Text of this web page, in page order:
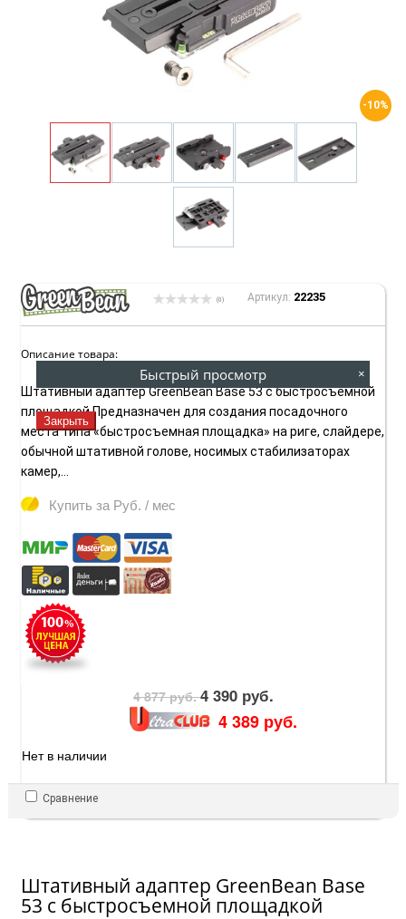
-10%
(0) Артикул: 22235
Описание товара:
Штативный адаптер GreenBean Base 53 с быстросъемной
площадкой Предназначен для создания посадочного
места типа «быстросъемная площадка» на риге, слайдере,
обычной штативной голове, носимых стабилизаторах
камер,...
Купить за Руб. / мес
4 877 руб.4 390 руб.
4 389 руб.
Нет в наличии
Сравнение
Штативный адаптер GreenBean Base
53 с быстросъемной площадкой
Быстрый просмотр ×
Закрыть